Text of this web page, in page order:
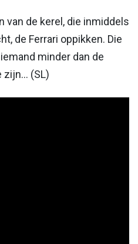
van de kerel, die inmiddels
de Ferrari oppikken. Die
minder dan de
zijn… (SL)